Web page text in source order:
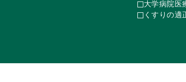
大学病院医
くすりの適